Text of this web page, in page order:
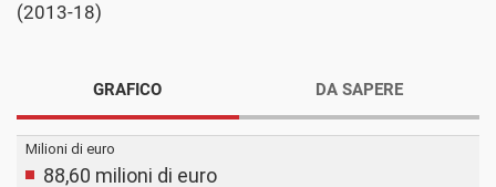
(2013-18)
GRAFICO DA SAPERE